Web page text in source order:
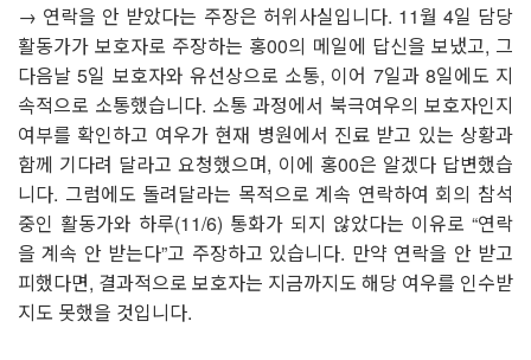
→ 연락을 안 받았다는 주장은 허위사실입니다. 11월 4일 담당
활동가가 보호자로 주장하는 홍00의 메일에 답신을 보냈고, 그
다음날5일 보호자와 유선상으로 소통, 이어 7일과 8일에도 지
속적으로 소통했습니다. 소통 과정에서 북극여우의 보호자인지
여부를 확인하고 여우가 현재 병원에서 진료 받고 있는 상황과
함께 기다려 달라고 요청했으며, 이에 홍00은 알겠다 답변했습
니다. 그럼에도 돌려달라는 목적으로 계속 연락하여 회의 참석
중인 활동가와 하루(11/6) 통화가 되지 않았다는 이유로 “연락
을 계속 안 받는다”고 주장하고 있습니다. 만약 연락을 안 받고
피했다면, 결과적으로 보호자는 지금까지도 해당 여우를 인수받
지도 못했을 것입니다.